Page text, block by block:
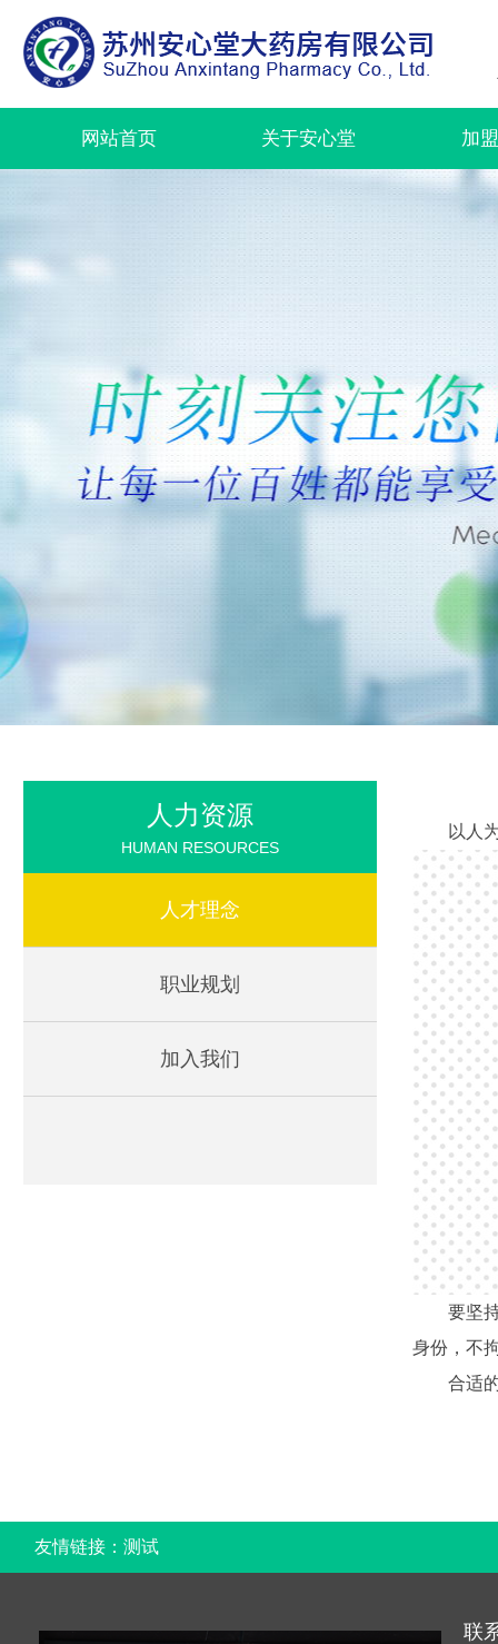
网站首页 关于安心堂 加
人力资源
HUMAN RESOURCES
人才理念
职业规划
加入我们
以人
要坚
身份，不
合适
友情链接： 测试
联